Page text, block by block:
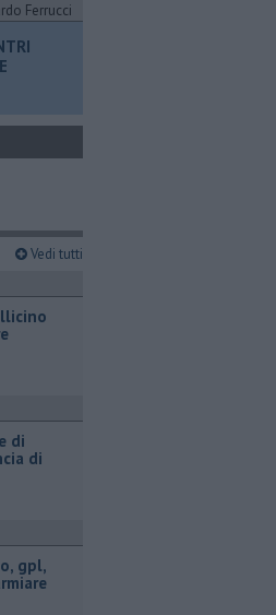
Ferrucci
Vedi tutti
di
di
gpl,